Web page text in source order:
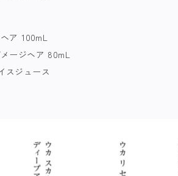
ア 100mL
ージヘア 80mL
スジュース